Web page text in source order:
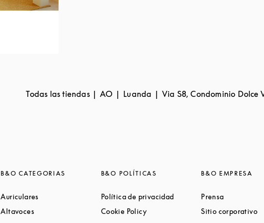
Todas las tiendas AO Luanda Via S8, Condominio Dolce
B&O CATEGORIAS
Auriculares Link Opens in New Tab
Altavoces Link Opens in New Tab
B&O POLÍTICAS
Política de privacidadLink Opens in New Tab
Cookie PolicyLink Opens in New Tab
B&O EMPRESA
PrensaLink Opens
Sitio corporativo